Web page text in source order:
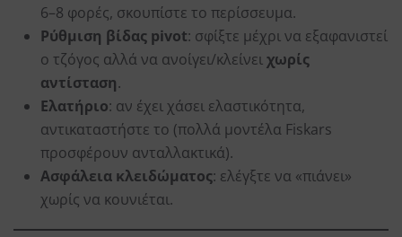
6–8 φορές, σκουπίστε το περίσσευμα.
Ρύθμιση βίδας pivot: σφίξτε μέχρι να εξαφανιστεί
ο τζόγος αλλά να ανοίγει/κλείνειχωρίς
αντίσταση.
Ελατήριο: αν έχει χάσει ελαστικότητα,
αντικαταστήστε το (πολλά μοντέλα Fiskars
προσφέρουν ανταλλακτικά).
Ασφάλεια κλειδώματος: ελέγξτε να «πιάνει»
χωρίς να κουνιέται.